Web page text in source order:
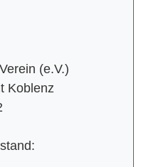
(e.V.)
Koblenz